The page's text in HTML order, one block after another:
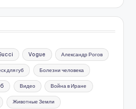
Vogue Александр Рогов
для губ Болезни человека
Видео Война в Иране
Животные Земли